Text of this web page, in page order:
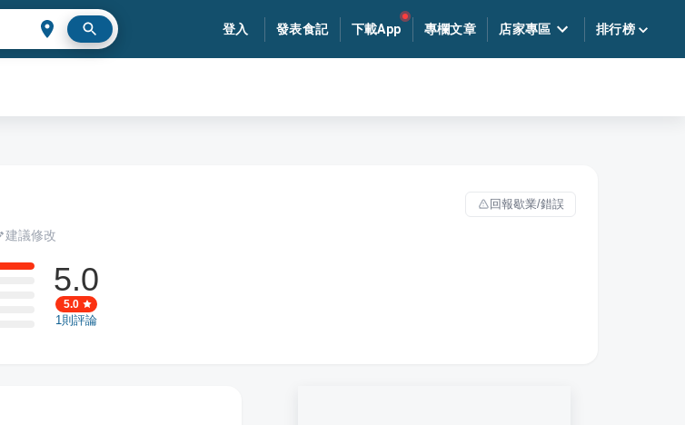
登入 發表食記 下載App 專欄文章 店家專區 排行榜
回報歇業/錯誤
建議修改
5.0
5.0
1則評論